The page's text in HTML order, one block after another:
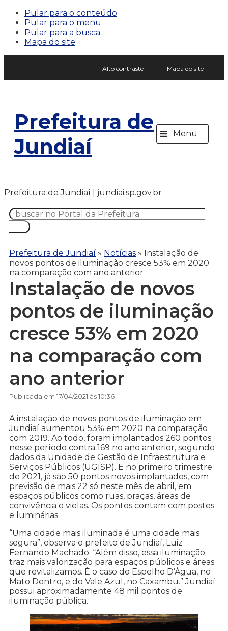
Pular para o conteúdo
Pular para o menu
Pular para a busca
Mapa do site
Alto contraste Mapa do site
Prefeitura de
Jundiaí
≡ Menu
Prefeitura de Jundiaí | jundiai.sp.gov.br
Prefeitura de Jundiaí » Notícias » Instalação de
novos pontos de iluminação cresce 53% em 2020
na comparação com ano anterior
Instalação de novos
pontos de iluminação
cresce 53% em 2020
na comparação com
ano anterior
Publicada em 17/04/2021 às 10:36
A instalação de novos pontos de iluminação em
Jundiaí aumentou 53% em 2020 na comparação
com 2019. Ao todo, foram implantados 260 pontos
nesse período contra 169 no ano anterior, segundo
dados da Unidade de Gestão de Infraestrutura e
Serviços Públicos (UGISP). E no primeiro trimestre
de 2021, já são 50 pontos novos implantados, com
previsão de mais 22 só neste mês de abril, em
espaços públicos como ruas, praças, áreas de
convivência e vielas. Os pontos contam com postes
e luminárias.
“Uma cidade mais iluminada é uma cidade mais
segura”, observa o prefeito de Jundiaí, Luiz
Fernando Machado. “Além disso, essa iluminação
traz mais valorização para espaços públicos e áreas
que revitalizamos. É o caso do Espelho D’Água, no
Mato Dentro, e do Vale Azul, no Caxambu.” Jundiaí
possui aproximadamente 48 mil pontos de
iluminação pública.